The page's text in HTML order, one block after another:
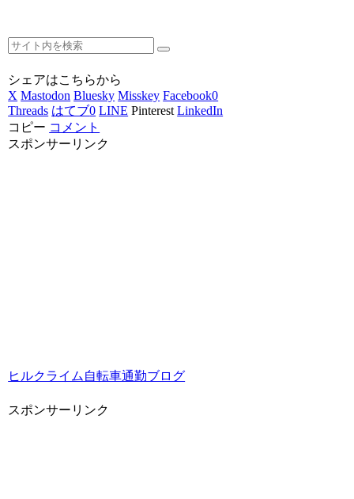
シェアはこちらから
X Mastodon Bluesky Misskey Facebook0
Threads はてブ0 LINE Pinterest LinkedIn
コピー コメント
スポンサーリンク
ヒルクライム自転車通勤ブログ
スポンサーリンク